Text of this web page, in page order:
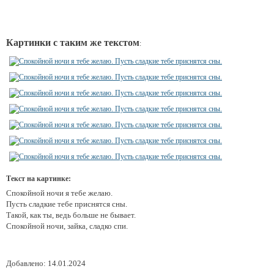
Картинки с таким же текстом:
Текст на картинке:
Спокойной ночи я тебе желаю.
Пусть сладкие тебе приснятся сны.
Такой, как ты, ведь больше не бывает.
Спокойной ночи, зайка, сладко спи.
Добавлено: 14.01.2024